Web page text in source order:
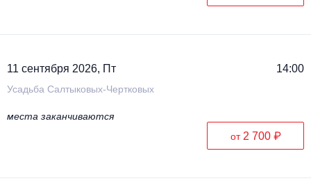
11 сентября 2026, Пт 14:00
Усадьба Салтыковых-Чертковых
места заканчиваются
от 2 700 ₽